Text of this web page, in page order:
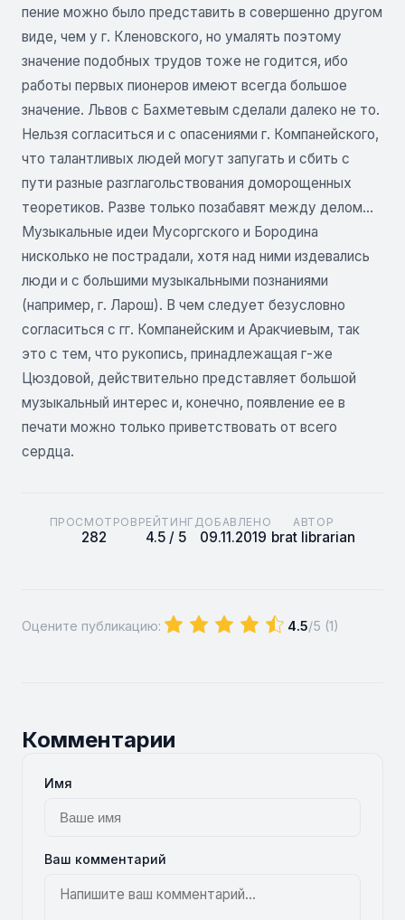
пение можно было представить в совершенно другом
виде, чем у г. Кленовского, но умалять поэтому
значение подобных трудов тоже не годится, ибо
работы первых пионеров имеют всегда большое
значение. Львов с Бахметевым сделали далеко не то.
Нельзя согласиться и с опасениями г. Компанейского,
что талантливых людей могут запугать и сбить с
пути разные разглагольствования доморощенных
теоретиков. Разве только позабавят между делом...
Музыкальные идеи Мусоргского и Бородина
нисколько не пострадали, хотя над ними издевались
люди и с большими музыкальными познаниями
(например, г. Ларош). В чем следует безусловно
согласиться с гг. Компанейским и Аракчиевым, так
это с тем, что рукопись, принадлежащая г-же
Цюздовой, действительно представляет большой
музыкальный интерес и, конечно, появление ее в
печати можно только приветствовать от всего
сердца.
ПРОСМОТРОВ
282
РЕЙТИНГ
4.5 / 5
ДОБАВЛЕНО
09.11.2019
АВТОР
brat librarian
Оцените публикацию: 4.5/5 (1)
Комментарии
Имя
Ваш комментарий